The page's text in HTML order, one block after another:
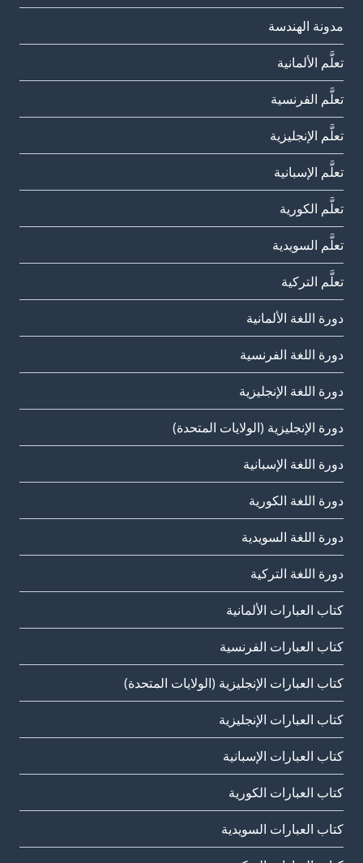
مدونة الهندسة
تعلَّم الألمانية
تعلَّم الفرنسية
تعلَّم الإنجليزية
تعلَّم الإسبانية
تعلَّم الكورية
تعلَّم السويدية
تعلَّم التركية
دورة اللغة الألمانية
دورة اللغة الفرنسية
دورة اللغة الإنجليزية
دورة الإنجليزية (الولايات المتحدة)
دورة اللغة الإسبانية
دورة اللغة الكورية
دورة اللغة السويدية
دورة اللغة التركية
كتاب العبارات الألمانية
كتاب العبارات الفرنسية
كتاب العبارات الإنجليزية (الولايات المتحدة)
كتاب العبارات الإنجليزية
كتاب العبارات الإسبانية
كتاب العبارات الكورية
كتاب العبارات السويدية